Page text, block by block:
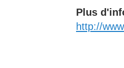
Plus
http://